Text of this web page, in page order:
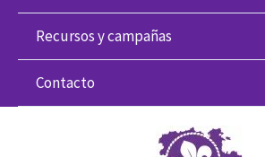
Recursos y campañas
Contacto